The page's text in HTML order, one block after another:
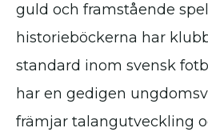
guld och framstående
historieböckerna har
standard inom svensk
har en gedigen
främjar talangutveckling